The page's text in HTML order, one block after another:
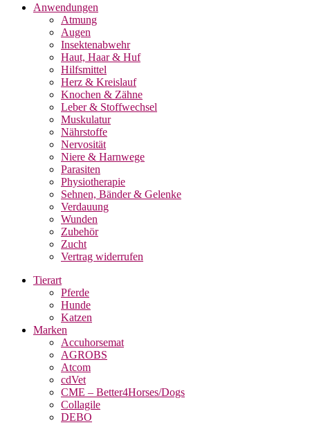
Anwendungen
Atmung
Augen
Insektenabwehr
Haut, Haar & Huf
Hilfsmittel
Herz & Kreislauf
Knochen & Zähne
Leber & Stoffwechsel
Muskulatur
Nährstoffe
Nervosität
Niere & Harnwege
Parasiten
Physiotherapie
Sehnen, Bänder & Gelenke
Verdauung
Wunden
Zubehör
Zucht
Vertrag widerrufen
Tierart
Pferde
Hunde
Katzen
Marken
Accuhorsemat
AGROBS
Atcom
cdVet
CME – Better4Horses/Dogs
Collagile
DEBO